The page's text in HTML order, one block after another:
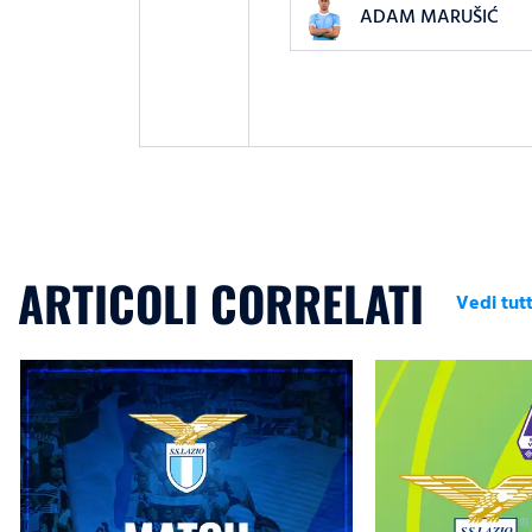
ADAM MARUŠIĆ
ARTICOLI CORRELATI Vedi